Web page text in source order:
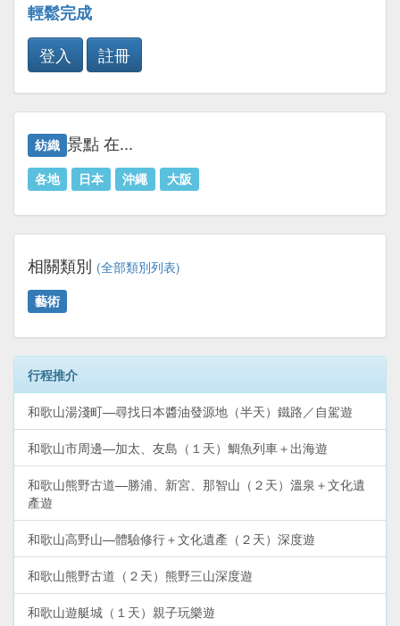
輕鬆完成
登入
註冊
紡織 景點 在...
各地 日本 沖繩 大阪
相關類別 (全部類別列表)
藝術
行程推介
和歌山湯淺町—尋找日本醬油發源地（半天）鐵路／自駕遊
和歌山市周邊—加太、友島（１天）鯛魚列車＋出海遊
和歌山熊野古道—勝浦、新宮、那智山（２天）溫泉＋文化遺
產遊
和歌山高野山—體驗修行＋文化遺產（２天）深度遊
和歌山熊野古道（２天）熊野三山深度遊
和歌山遊艇城（１天）親子玩樂遊